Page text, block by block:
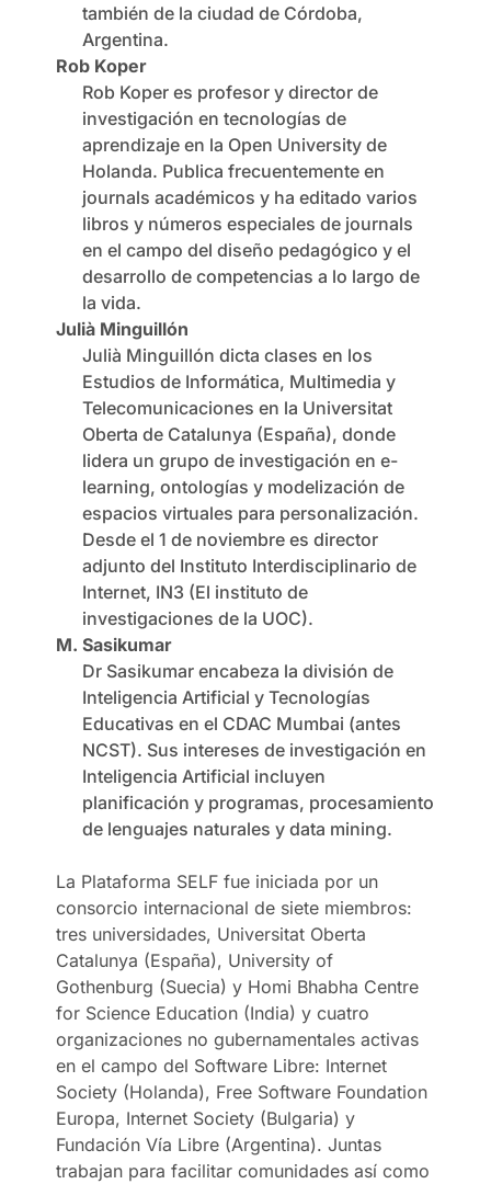
también de la ciudad de Córdoba,
Argentina.
Rob Koper
Rob Koper es profesor y director de
investigación en tecnologías de
aprendizaje en la Open University de
Holanda. Publica frecuentemente en
journals académicos y ha editado varios
libros y números especiales de journals
en el campo del diseño pedagógico y el
desarrollo de competencias a lo largo de
la vida.
Julià Minguillón
Julià Minguillón dicta clases en los
Estudios de Informática, Multimedia y
Telecomunicaciones en la Universitat
Oberta de Catalunya (España), donde
lidera un grupo de investigación en e-
learning, ontologías y modelización de
espacios virtuales para personalización.
Desde el 1 de noviembre es director
adjunto del Instituto Interdisciplinario de
Internet, IN3 (El instituto de
investigaciones de la UOC).
M. Sasikumar
Dr Sasikumar encabeza la división de
Inteligencia Artificial y Tecnologías
Educativas en el CDAC Mumbai (antes
NCST). Sus intereses de investigación en
Inteligencia Artificial incluyen
planificación y programas, procesamiento
de lenguajes naturales y data mining.
La Plataforma SELF fue iniciada por un
consorcio internacional de siete miembros:
tres universidades, Universitat Oberta
Catalunya (España), University of
Gothenburg (Suecia) y Homi Bhabha Centre
for Science Education (India) y cuatro
organizaciones no gubernamentales activas
en el campo del Software Libre: Internet
Society (Holanda), Free Software Foundation
Europa, Internet Society (Bulgaria) y
Fundación Vía Libre (Argentina). Juntas
trabajan para facilitar comunidades así como